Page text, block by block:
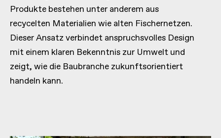
Produkte bestehen unter anderem aus
recycelten Materialien wie alten Fischernetzen.
Dieser Ansatz verbindet anspruchsvolles Design
mit einem klaren Bekenntnis zur Umwelt und
zeigt, wie die Baubranche zukunftsorientiert
handeln kann.